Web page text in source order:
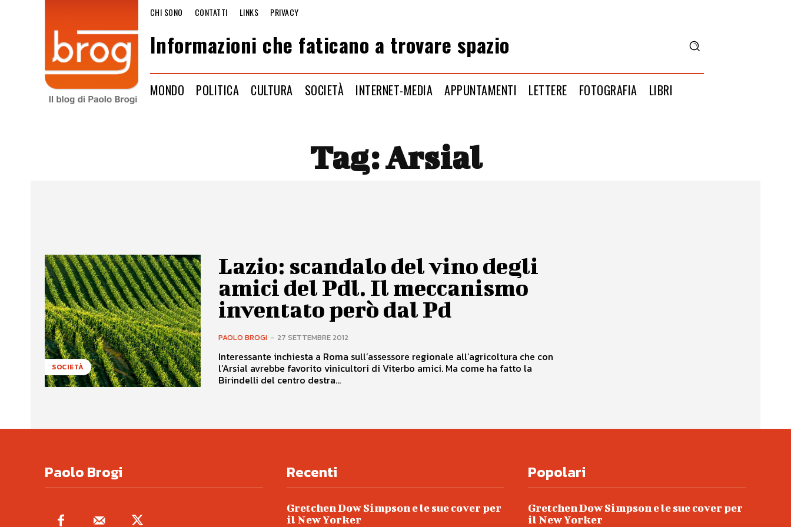
CHI SONO CONTATTI LINKS PRIVACY
Informazioni che faticano a trovare spazio
MONDO POLITICA CULTURA SOCIETÀ INTERNET-MEDIA APPUNTAMENTI LETTERE FOTOGRAFIA LIBRI
Tag:Arsial
SOCIETÀ
Lazio: scandalo del vino degli
amici del Pdl. Il meccanismo
inventato però dal Pd
PAOLO BROGI - 27 SETTEMBRE 2012
Interessante inchiesta a Roma sull’assessore regionale all’agricoltura che con
l’Arsial avrebbe favorito vinicultori di Viterbo amici. Ma come ha fatto la
Birindelli del centro destra...
Paolo Brogi Recenti
Gretchen Dow Simpson e le sue cover per
il New Yorker
Popolari
Gretchen Dow Simpson e le sue cover per
il New Yorker